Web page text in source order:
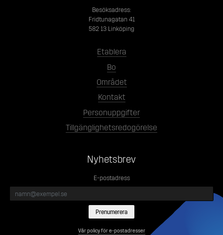
Besöksadress:
Fridtunagatan 41
582 13 Linköping
Etablera
Bo
Området
Kontakt
Personuppgifter
Tillgänglighetsredogörelse
Nyhetsbrev
E-postadress
Vår policy för e-postadresser